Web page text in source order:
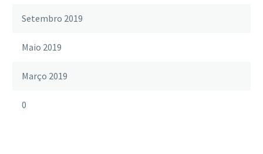
Setembro 2019
Maio 2019
Março 2019
0